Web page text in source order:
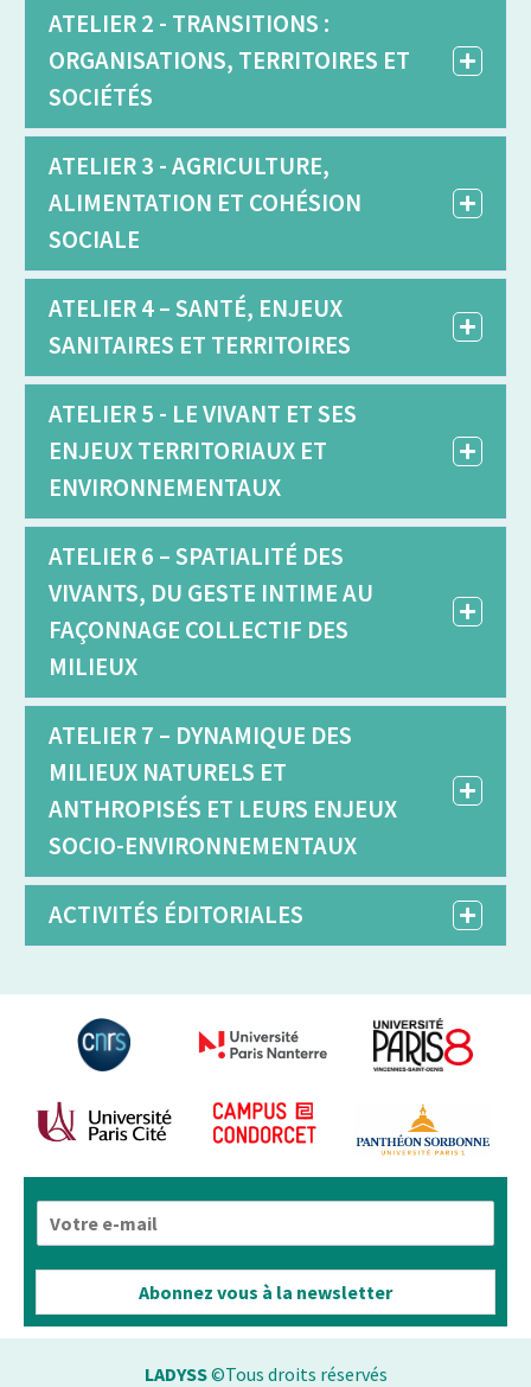
ATELIER 2 - TRANSITIONS :
ORGANISATIONS, TERRITOIRES ET
SOCIÉTÉS
ATELIER 3 - AGRICULTURE,
ALIMENTATION ET COHÉSION
SOCIALE
ATELIER 4 – SANTÉ, ENJEUX
SANITAIRES ET TERRITOIRES
ATELIER 5 - LE VIVANT ET SES
ENJEUX TERRITORIAUX ET
ENVIRONNEMENTAUX
ATELIER 6 – SPATIALITÉ DES
VIVANTS, DU GESTE INTIME AU
FAÇONNAGE COLLECTIF DES
MILIEUX
ATELIER 7 – DYNAMIQUE DES
MILIEUX NATURELS ET
ANTHROPISÉS ET LEURS ENJEUX
SOCIO-ENVIRONNEMENTAUX
ACTIVITÉS ÉDITORIALES
l
Abonnez vous à la newsletter
LADYSS©Tous droits réservés